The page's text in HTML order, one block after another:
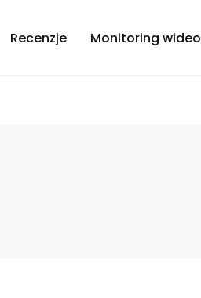
Recenzje Monitoring wideo